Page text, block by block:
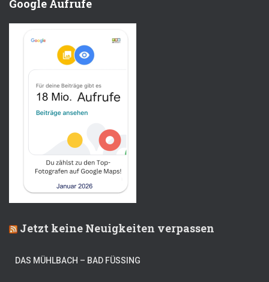
Google Aufrufe
Jetzt keine Neuigkeiten verpassen
DAS MÜHLBACH – BAD FÜSSING